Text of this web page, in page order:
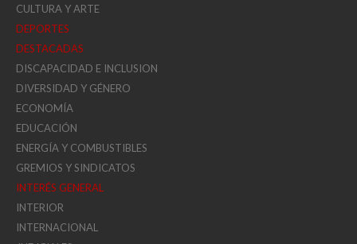
CULTURA Y ARTE
DEPORTES
DESTACADAS
DISCAPACIDAD E INCLUSION
DIVERSIDAD Y GÉNERO
ECONOMÍA
EDUCACIÓN
ENERGÍA Y COMBUSTIBLES
GREMIOS Y SINDICATOS
INTERÉS GENERAL
INTERIOR
INTERNACIONAL